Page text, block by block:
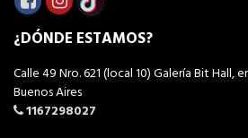
¿DÓNDE ESTAMOS?
Calle 49 Nro. 621 (local 10) Galería Bit Hall,
Buenos Aires
1167298027